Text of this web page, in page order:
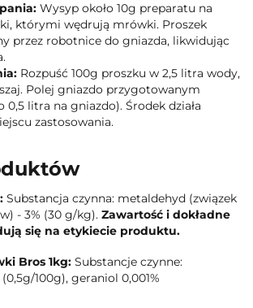
Wysyp około 10g preparatu na
którymi wędrują mrówki. Proszek
przez robotnice do gniazda, likwidując
Rozpuść 100g proszku w 2,5 litra wody,
Polej gniazdo przygotowanym
0,5 litra na gniazdo). Środek działa
zastosowania.
Substancja czynna: metaldehyd (związek
- 3% (30 g/kg). Zawartość i dokładne
się na etykiecie produktu.
Bros 1kg: Substancje czynne:
100g), geraniol 0,001%